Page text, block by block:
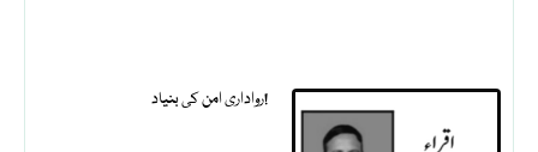
رواداری امن کی بنیاد!